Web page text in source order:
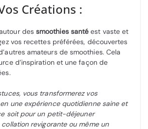
Créations :
des smoothies santéest vaste et
vos recettes préférées, découvertes
amateurs de smoothies. Cela
d’inspiration et une façon de
vous transformerez vos
une expérience quotidienne saine et
soit pour un petit-déjeuner
revigorante ou même un